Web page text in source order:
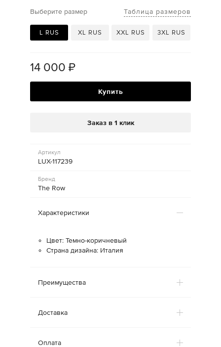
Выберите размер Таблица размеров
L RUS XL RUS XXL RUS 3XL RUS
14 000 ₽
Купить
Заказ в 1 клик
Артикул
LUX-117239
Бренд
The Row
Характеристики
Цвет: Темно-коричневый
Страна дизайна: Италия
Преимущества
Доставка
Оплата